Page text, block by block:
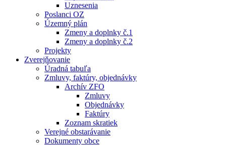
Uznesenia
Poslanci OZ
Územný plán
Zmeny a doplnky č.1
Zmeny a doplnky č.2
Projekty
Zverejňovanie
Úradná tabuľa
Zmluvy, faktúry, objednávky
Archív ZFO
Zmluvy
Objednávky
Faktúry
Zoznam skratiek
Verejné obstarávanie
Dokumenty obce